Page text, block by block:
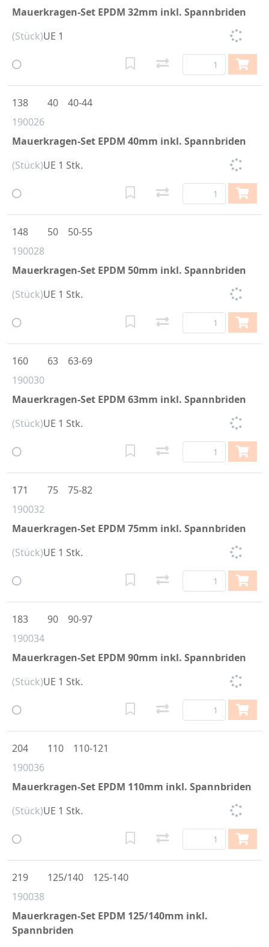
Mauerkragen-Set EPDM 32mm inkl. Spannbriden
(Stück)UE 1
190026
Mauerkragen-Set EPDM 40mm inkl. Spannbriden
138 40 40-44
(Stück)UE 1 Stk.
190028
Mauerkragen-Set EPDM 50mm inkl. Spannbriden
148 50 50-55
(Stück)UE 1 Stk.
190030
Mauerkragen-Set EPDM 63mm inkl. Spannbriden
160 63 63-69
(Stück)UE 1 Stk.
190032
Mauerkragen-Set EPDM 75mm inkl. Spannbriden
171 75 75-82
(Stück)UE 1 Stk.
190034
Mauerkragen-Set EPDM 90mm inkl. Spannbriden
183 90 90-97
(Stück)UE 1 Stk.
190036
Mauerkragen-Set EPDM 110mm inkl. Spannbriden
204 110 110-121
(Stück)UE 1 Stk.
190038
Mauerkragen-Set EPDM 125/140mm inkl.
Spannbriden
219 125/140 125-140